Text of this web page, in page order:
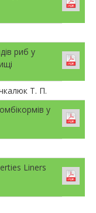
риб у
Т. П.
у
Liners